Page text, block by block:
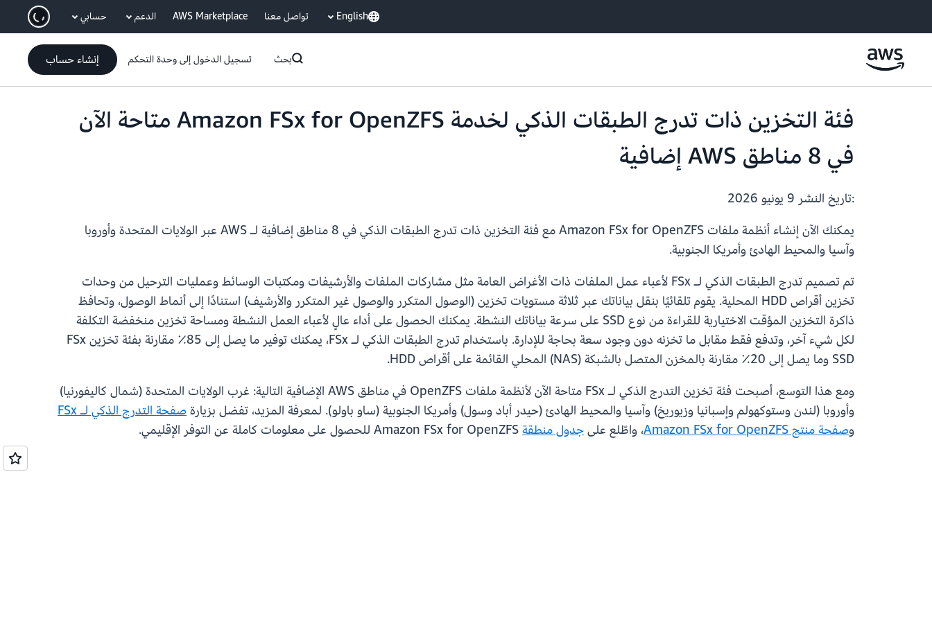
انتقل إلى المحتوى الرئيسي English تواصل معنا AWS Marketplace الدعم حسابي
بحث تسجيل الدخول إلى وحدة التحكم إنشاء حساب
فئة التخزين ذات تدرج الطبقات الذكي لخدمة Amazon FSx for OpenZFS متاحة الآن
في 8 مناطق AWS إضافية
:تاريخ النشر
يمكنك الآن إنشاء أنظمة ملفات Amazon FSx for OpenZFS مع فئة التخزين ذات تدرج الطبقات الذكي في 8 مناطق إضافية لـ AWS عبر الولايات المتحدة وأوروبا
وآسيا والمحيط الهادئ وأمريكا الجنوبية.
تم تصميم تدرج الطبقات الذكي لـ FSx لأعباء عمل الملفات ذات الأغراض العامة مثل مشاركات الملفات والأرشيفات ومكتبات الوسائط وعمليات الترحيل من وحدات
تخزين أقراص HDD المحلية. يقوم تلقائيًا بنقل بياناتك عبر ثلاثة مستويات تخزين (الوصول المتكرر والوصول غير المتكرر والأرشيف) استنادًا إلى أنماط الوصول، وتحافظ
ذاكرة التخزين المؤقت الاختيارية للقراءة من نوع SSD على سرعة بياناتك النشطة. يمكنك الحصول على أداء عالٍ لأعباء العمل النشطة ومساحة تخزين منخفضة التكلفة
لكل شيء آخر، وتدفع فقط مقابل ما تخزنه دون وجود سعة بحاجة للإدارة. باستخدام تدرج الطبقات الذكي لـ FSx، يمكنك توفير ما يصل إلى 85٪ مقارنة بفئة تخزين FSx
SSD وما يصل إلى 20٪ مقارنة بالمخزن المتصل بالشبكة (NAS) المحلي القائمة على أقراص HDD.
ومع هذا التوسع، أصبحت فئة تخزين التدرج الذكي لـ FSx متاحة الآن لأنظمة ملفات OpenZFS في مناطق AWS الإضافية التالية: غرب الولايات المتحدة (شمال كاليفورنيا)
وأوروبا (لندن وستوكهولم وإسبانيا وزيوريخ) وآسيا والمحيط الهادئ (حيدر أباد وسول) وأمريكا الجنوبية (ساو باولو). لمعرفة المزيد، تفضل بزيارةصفحة التدرج الذكي لـ FSx
وصفحة منتج Amazon FSx for OpenZFS ، واطّلع علىجدول منطقة